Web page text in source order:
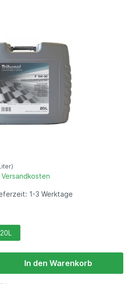
1-3 Werktage
20L
In den Warenkorb